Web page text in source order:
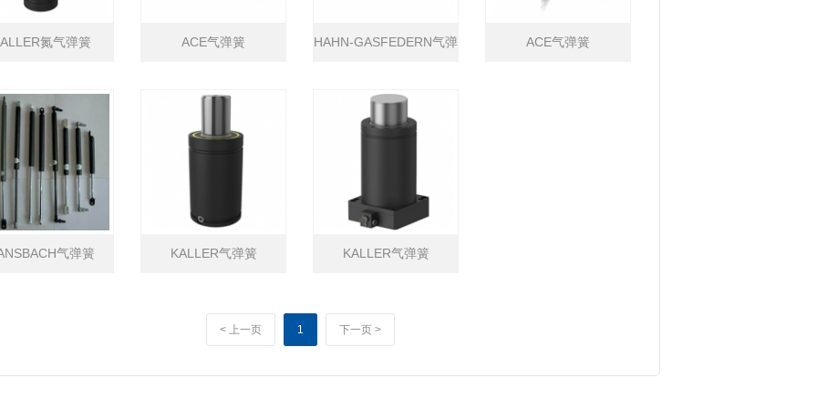
氮气弹簧 ACE气弹簧 HAHN-GASFEDERN气弹 ACE气弹簧
气弹簧 KALLER气弹簧 KALLER气弹簧
< 上一页 1 下一页 >